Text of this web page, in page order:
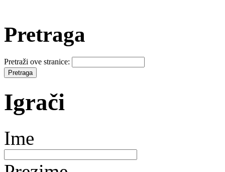
Pretraga
Pretraži ove stranice:
Igrači
Ime